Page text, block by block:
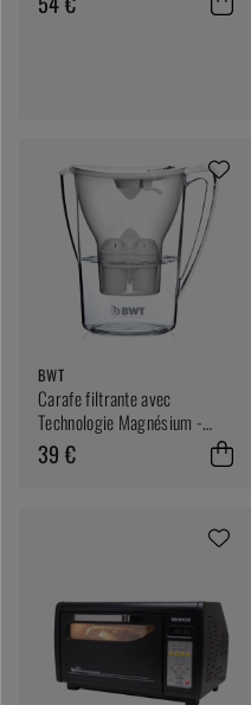
BWT
Carafe filtrante avec
Technologie Magnésium -
BWT
39 €